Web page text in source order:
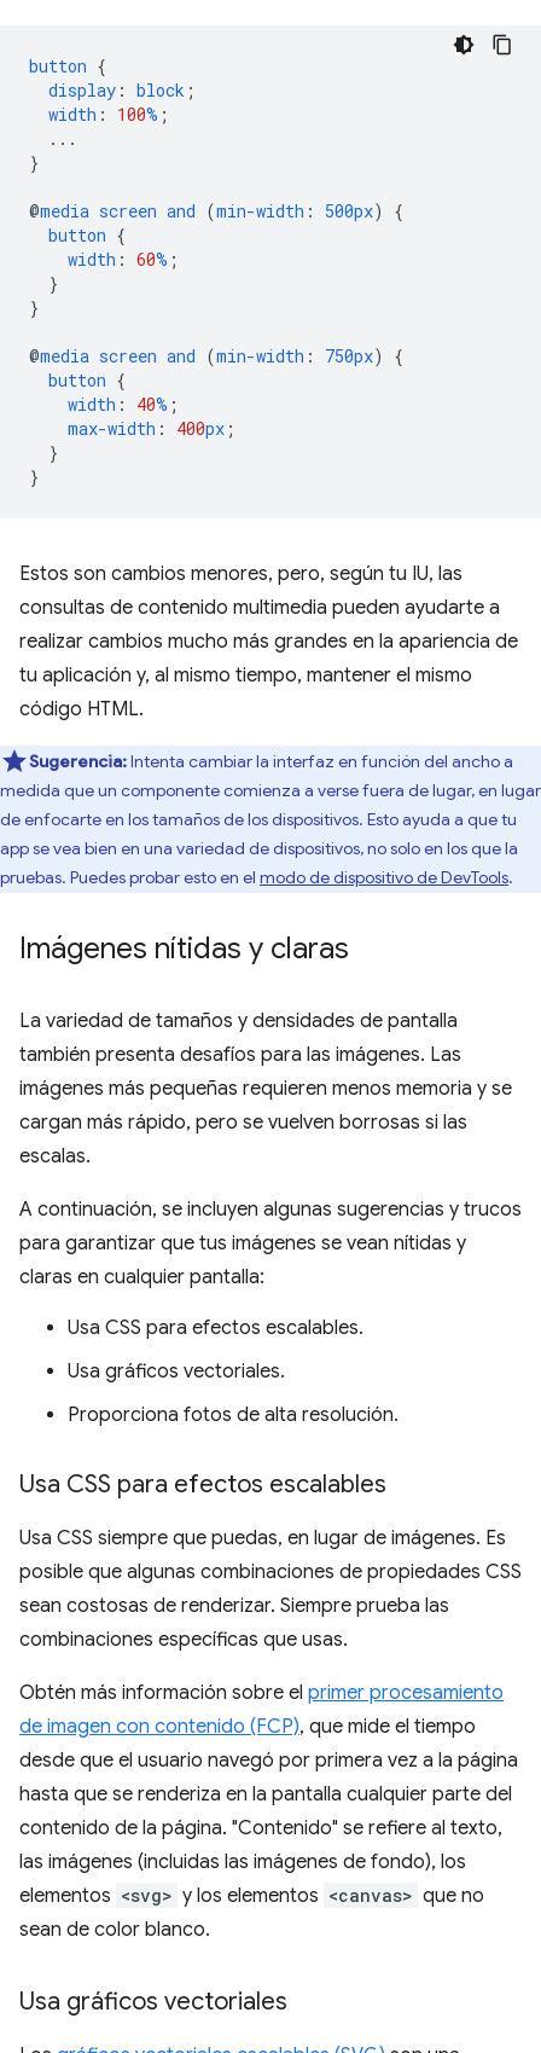
button {
display : block ;
width : 100% ;
...
}
@media screen and (min-width : 500px)
{
button {
width : 60% ;
}
}
@media screen and (min-width : 750px)
{
button {
width : 40% ;
max-width : 400px ;
}
}
Estos son cambios menores, pero, según tu IU, las
consultas de contenido multimedia pueden ayudarte a
realizar cambios mucho más grandes en la apariencia de
tu aplicación y, al mismo tiempo, mantener el mismo
código HTML.
Sugerencia:Intenta cambiar la interfaz en función del ancho a
medida que un componente comienza a verse fuera de lugar, en lugar
de enfocarte en los tamaños de los dispositivos. Esto ayuda a que tu
app se vea bien en una variedad de dispositivos, no solo en los que la
pruebas. Puedes probar esto en el modo de dispositivo de DevTools.
Imágenes nítidas y claras
La variedad de tamaños y densidades de pantalla
también presenta desafíos para las imágenes. Las
imágenes más pequeñas requieren menos memoria y se
cargan más rápido, pero se vuelven borrosas si las
escalas.
A continuación, se incluyen algunas sugerencias y trucos
para garantizar que tus imágenes se vean nítidas y
claras en cualquier pantalla:
Usa CSS para efectos escalables.
Usa gráficos vectoriales.
Proporciona fotos de alta resolución.
Usa CSS para efectos escalables
Usa CSS siempre que puedas, en lugar de imágenes. Es
posible que algunas combinaciones de propiedades CSS
sean costosas de renderizar. Siempre prueba las
combinaciones específicas que usas.
Obtén más información sobre el primer procesamiento
de imagen con contenido (FCP), que mide el tiempo
desde que el usuario navegó por primera vez a la página
hasta que se renderiza en la pantalla cualquier parte del
contenido de la página. "Contenido" se refiere al texto,
las imágenes (incluidas las imágenes de fondo), los
elementos <svg> y los elementos <canvas> que no
sean de color blanco.
Usa gráficos vectoriales